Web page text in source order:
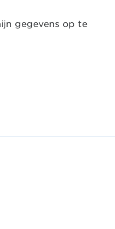
gegevens op te